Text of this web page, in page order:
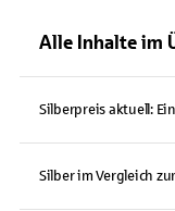
Alle Inhalte im
Silberpreis aktuell:
Silber im Vergleich